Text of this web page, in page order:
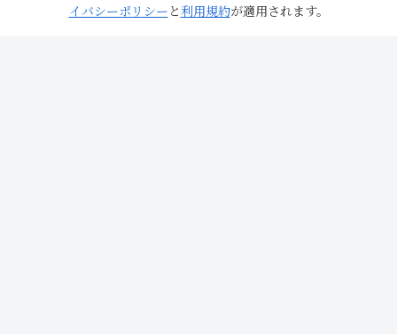
イバシーポリシー と利用規約が適用されます。